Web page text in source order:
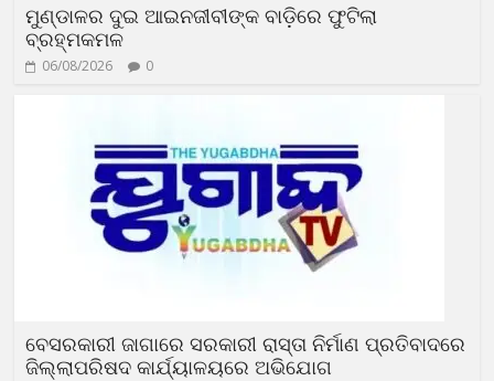
ମୁଣ୍ଡାଳର ଦୁଇ ଆଇନଜୀବୀଙ୍କ ବାଡ଼ିରେ ଫୁଟିଲା
ବ୍ରହ୍ମକମଳ
06/08/2026 0
ବେସରକାରୀ ଜାଗାରେ ସରକାରୀ ରାସ୍ତା ନିର୍ମାଣ ପ୍ରତିବାଦରେ
ଜିଲ୍ଲାପରିଷଦ କାର୍ଯ୍ୟାଳୟରେ ଅଭିଯୋଗ